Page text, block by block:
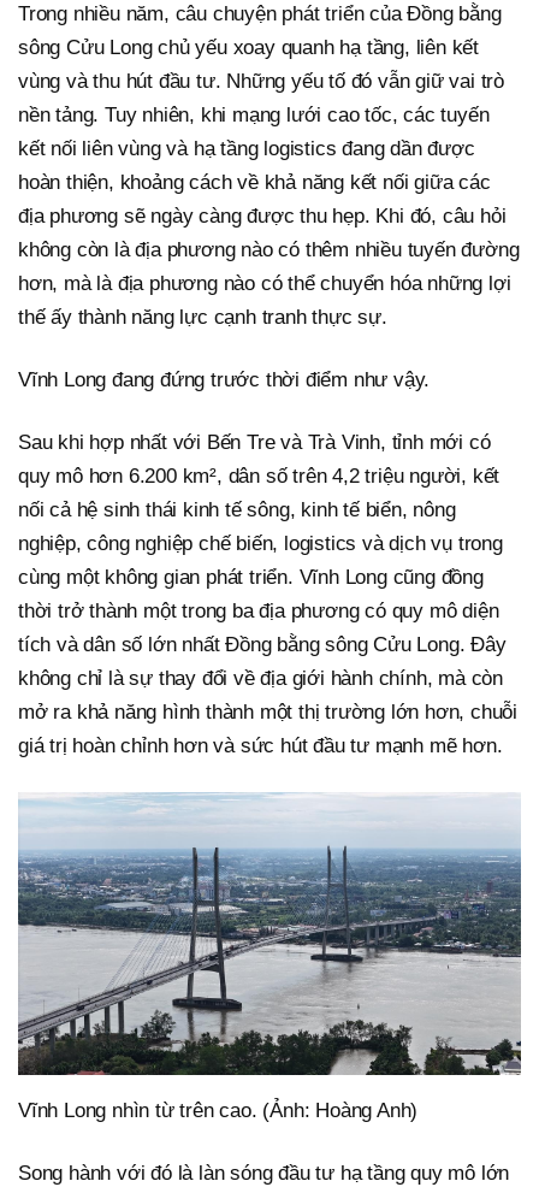
Trong nhiều năm, câu chuyện phát triển của Đồng bằng
sông Cửu Long chủ yếu xoay quanh hạ tầng, liên kết
vùng và thu hút đầu tư. Những yếu tố đó vẫn giữ vai trò
nền tảng. Tuy nhiên, khi mạng lưới cao tốc, các tuyến
kết nối liên vùng và hạ tầng logistics đang dần được
hoàn thiện, khoảng cách về khả năng kết nối giữa các
địa phương sẽ ngày càng được thu hẹp. Khi đó, câu hỏi
không còn là địa phương nào có thêm nhiều tuyến đường
hơn, mà là địa phương nào có thể chuyển hóa những lợi
thế ấy thành năng lực cạnh tranh thực sự.
Vĩnh Long đang đứng trước thời điểm như vậy.
Sau khi hợp nhất với Bến Tre và Trà Vinh, tỉnh mới có
quy mô hơn 6.200 km², dân số trên 4,2 triệu người, kết
nối cả hệ sinh thái kinh tế sông, kinh tế biển, nông
nghiệp, công nghiệp chế biến, logistics và dịch vụ trong
cùng một không gian phát triển. Vĩnh Long cũng đồng
thời trở thành một trong ba địa phương có quy mô diện
tích và dân số lớn nhất Đồng bằng sông Cửu Long. Đây
không chỉ là sự thay đổi về địa giới hành chính, mà còn
mở ra khả năng hình thành một thị trường lớn hơn, chuỗi
giá trị hoàn chỉnh hơn và sức hút đầu tư mạnh mẽ hơn.
Vĩnh Long nhìn từ trên cao. (Ảnh: Hoàng Anh)
Song hành với đó là làn sóng đầu tư hạ tầng quy mô lớn